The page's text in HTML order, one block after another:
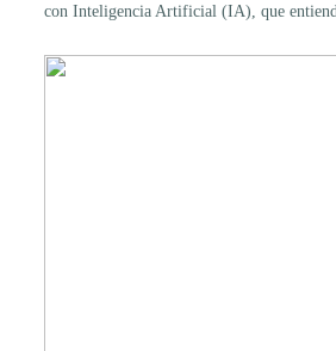
con Inteligencia Artificial (IA), que